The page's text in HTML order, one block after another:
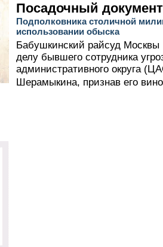
Посадочный документ
Подполковника столичной
использовании обыска
Бабушкинский райсуд Москвы
делу бывшего сотрудника
административного округа
Шерамыкина, признав его